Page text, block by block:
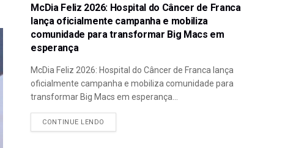
McDia Feliz 2026: Hospital do Câncer de Franca
lança oficialmente campanha e mobiliza
comunidade para transformar Big Macs em
esperança
McDia Feliz 2026: Hospital do Câncer de Franca lança
oficialmente campanha e mobiliza comunidade para
transformar Big Macs em esperança...
CONTINUE LENDO